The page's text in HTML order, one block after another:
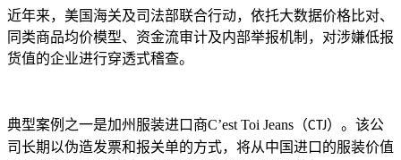
近年来，美国海关及司法部联合行动，依托大数据价格比对、
同类商品均价模型、资金流审计及内部举报机制，对涉嫌低报
货值的企业进行穿透式稽查。
典型案例之一是加州服装进口商C’est Toi Jeans （CTJ）。该公
司长期以伪造发票和报关单的方式，将从中国进口的服装价值